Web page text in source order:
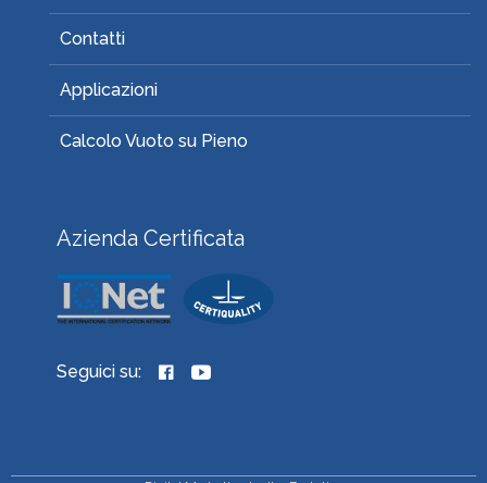
Contatti
Applicazioni
Calcolo Vuoto su Pieno
Azienda Certificata
Seguici su: